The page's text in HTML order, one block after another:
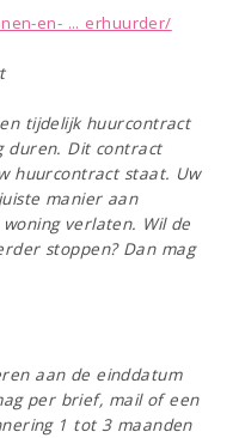
en- ... erhuurder/
tijdelijk huurcontract
duren. Dit contract
huurcontract staat. Uw
manier aan
verlaten. Wil de
stoppen? Dan mag
aan de einddatum
per brief, mail of een
1 tot 3 maanden